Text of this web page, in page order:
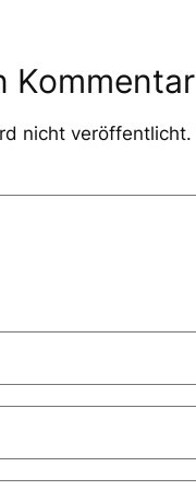
Kommentar
nicht veröffentlicht.